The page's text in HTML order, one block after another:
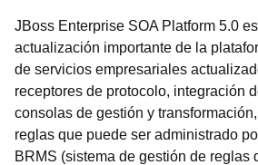
JBoss Enterprise SOA Platform 5.0
actualización importante de la
de servicios empresariales
receptores de protocolo, integración
consolas de gestión y
reglas que puede ser administrado
BRMS (sistema de gestión de reglas